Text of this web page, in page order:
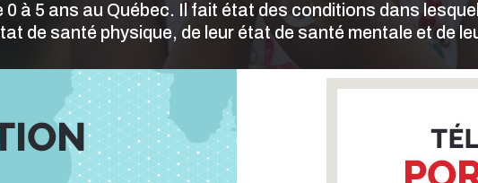
à 5 ans au Québec. Il fait état des conditions dans
de santé physique, de leur état de santé mentale et de